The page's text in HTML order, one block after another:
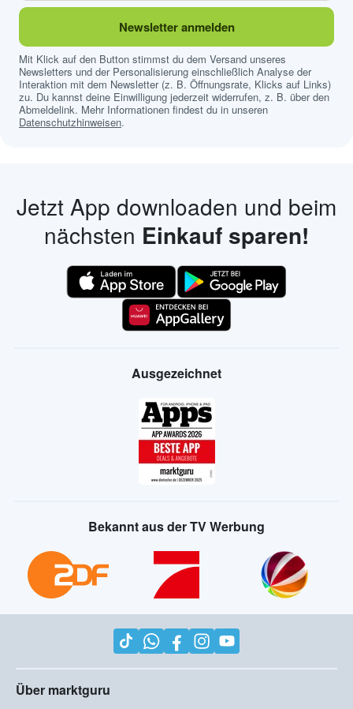
Newsletter anmelden
Mit Klick auf den Button stimmst du dem Versand unseres
Newsletters und der Personalisierung einschließlich Analyse der
Interaktion mit dem Newsletter (z. B. Öffnungsrate, Klicks auf Links)
zu. Du kannst deine Einwilligung jederzeit widerrufen, z. B. über den
Abmeldelink. Mehr Informationen findest du in unseren
Datenschutzhinweisen.
Jetzt App downloaden und beim
nächsten Einkauf sparen!
Ausgezeichnet
Bekannt aus der TV Werbung
Über marktguru